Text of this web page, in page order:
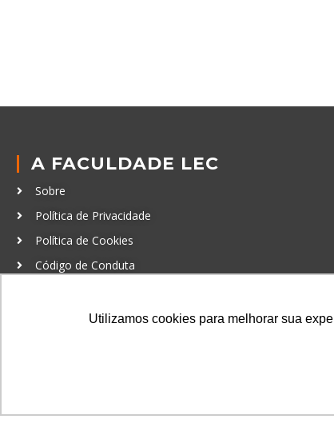
Utilizamos cookies para melhorar sua
A FACULDADE LEC
Sobre
Política de Privacidade
Política de Cookies
Código de Conduta